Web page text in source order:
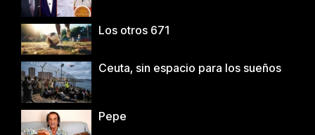
Los otros 671
Ceuta, sin espacio para los sueños
Pepe